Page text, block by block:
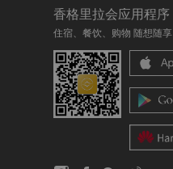
香格里拉会应用程序
住宿、餐饮、购物 随想随享